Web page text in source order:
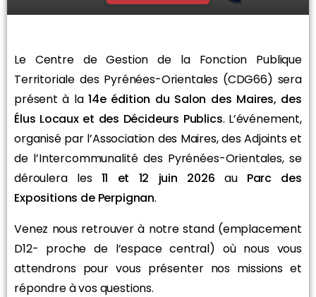
Le Centre de Gestion de la Fonction Publique
Territoriale des Pyrénées-Orientales (CDG66) sera
présent à la14e édition du Salon des Maires, des
Élus Locaux et des Décideurs Publics. L’événement,
organisé par l’Association des Maires, des Adjoints et
de l’Intercommunalité des Pyrénées-Orientales, se
déroulera les 11 et 12 juin 2026 au Parc des
Expositions de Perpignan.
Venez nous retrouver à notre stand (emplacement
D12- proche de l’espace central) où nous vous
attendrons pour vous présenter nos missions et
répondre à vos questions.